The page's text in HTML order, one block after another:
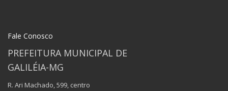
Fale Conosco
PREFEITURA MUNICIPAL DE
GALILÉIA-MG
R. Ari Machado, 599, centro